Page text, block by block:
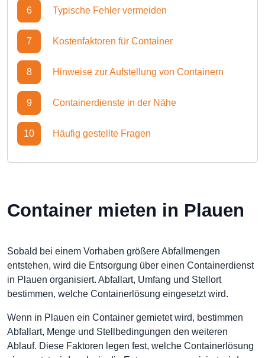
6 Typische Fehler vermeiden
7 Kostenfaktoren für Container
8 Hinweise zur Aufstellung von Containern
9 Containerdienste in der Nähe
10 Häufig gestellte Fragen
Container mieten in Plauen
Sobald bei einem Vorhaben größere Abfallmengen
entstehen, wird die Entsorgung über einen Containerdienst
in Plauen organisiert. Abfallart, Umfang und Stellort
bestimmen, welche Containerlösung eingesetzt wird.
Wenn in Plauen ein Container gemietet wird, bestimmen
Abfallart, Menge und Stellbedingungen den weiteren
Ablauf. Diese Faktoren legen fest, welche Containerlösung